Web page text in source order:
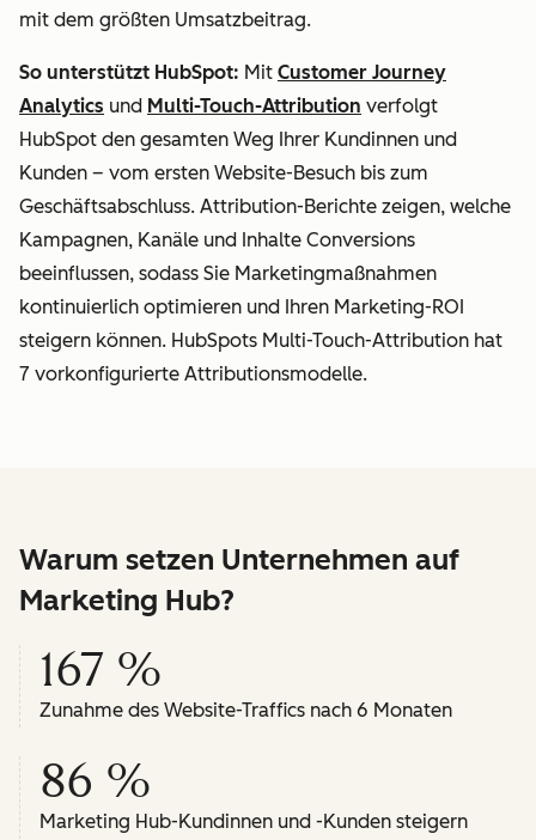
mit dem größten Umsatzbeitrag.
So unterstützt HubSpot: Mit Customer Journey
Analytics und Multi-Touch-Attribution verfolgt
HubSpot den gesamten Weg Ihrer Kundinnen und
Kunden – vom ersten Website-Besuch bis zum
Geschäftsabschluss. Attribution-Berichte zeigen, welche
Kampagnen, Kanäle und Inhalte Conversions
beeinflussen, sodass Sie Marketingmaßnahmen
kontinuierlich optimieren und Ihren Marketing-ROI
steigern können. HubSpots Multi-Touch-Attribution hat
7 vorkonfigurierte Attributionsmodelle.
Warum setzen Unternehmen auf
Marketing Hub?
167 %
Zunahme des Website-Traffics nach 6 Monaten
86 %
Marketing Hub-Kundinnen und -Kunden steigern